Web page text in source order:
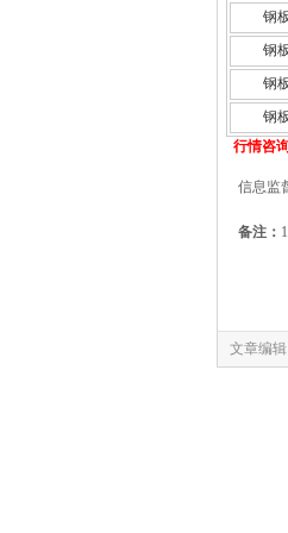
钢
钢
钢
钢
行情咨
信息监
备注：
文章编